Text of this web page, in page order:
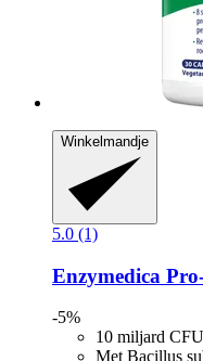
Winkelmandje
5.0 (1)
Enzymedica
-5%
10 miljard
Met Bacillus